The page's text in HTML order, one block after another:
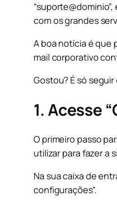
com os grandes
A boa notícia é que
mail corporativo
Gostou? É só
1. Acesse
O primeiro passo
utilizar para fazer a
Na sua caixa de
configurações”.